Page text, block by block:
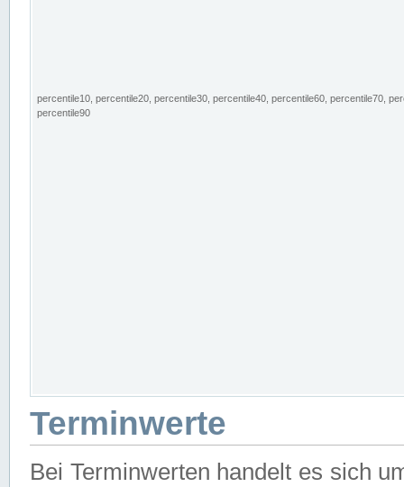
percentile10, percentile20, percentile30, percentile40, percentile60, percentile70,
percentile90
Terminwerte
Bei Terminwerten handelt es sich